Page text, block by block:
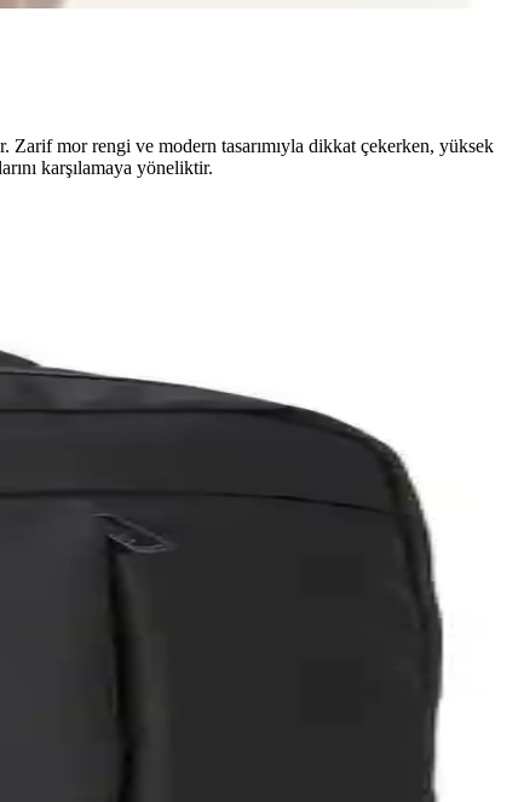
Zarif mor rengi ve modern tasarımıyla dikkat çekerken, yüksek
karşılamaya yöneliktir.
sunar.
kapama, astarlı iç yapı ve net iç-dış ölçüler 13–15.6 inç
ergonomik ve taşınabilirlik avantajları öne çıkarılıyor.
ve kullanıcı yorumlarıyla analiz edildi.
karşılar.